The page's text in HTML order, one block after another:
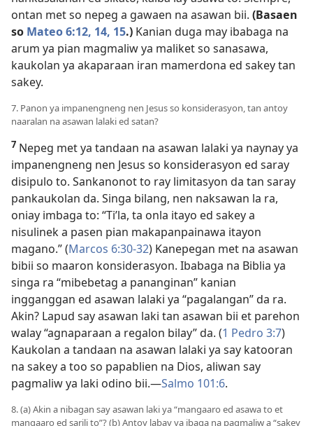
ontan met so nepeg a gawaen na asawan bii. (Basaen
so Mateo 6:12, 14, 15.) Kanian duga may ibabaga na
arum ya pian magmaliw ya maliket so sanasawa,
kaukolan ya akaparaan iran mamerdona ed sakey tan
sakey.
7. Panon ya impanengneng nen Jesus so konsiderasyon, tan antoy
naaralan na asawan lalaki ed satan?
7 Nepeg met ya tandaan na asawan lalaki ya naynay ya
impanengneng nen Jesus so konsiderasyon ed saray
disipulo to. Sankanonot to ray limitasyon da tan saray
pankaukolan da. Singa bilang, nen naksawan la ra,
oniay imbaga to: “Ti’la, ta onla itayo ed sakey a
nisulinek a pasen pian makapanpainawa itayon
magano.” (Marcos 6:30-32) Kanepegan met na asawan
bibii so maaron konsiderasyon. Ibabaga na Biblia ya
singa ra “mibebetag a pananginan” kanian
ingganggan ed asawan lalaki ya “pagalangan” da ra.
Akin? Lapud say asawan laki tan asawan bii et parehon
walay “agnaparaan a regalon bilay” da. (1 Pedro 3:7)
Kaukolan a tandaan na asawan lalaki ya say katooran
na sakey a too so papablien na Dios, aliwan say
pagmaliw ya laki odino bii.​—Salmo 101:6.
8. (a) Akin a nibagan say asawan laki ya “mangaaro ed asawa to et
mangaaro ed sarili to”? (b) Antoy labay ya ibaga na pagmaliw a “sakey